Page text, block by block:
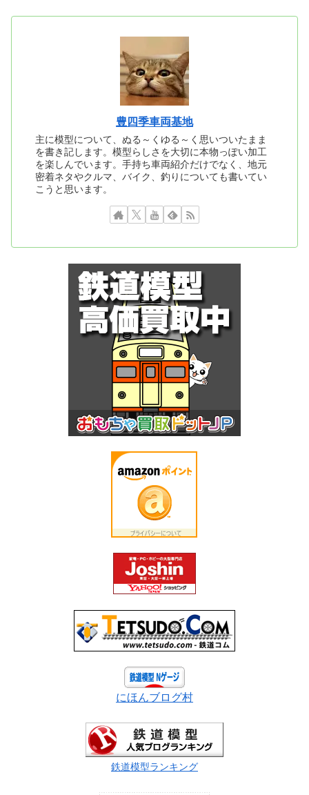
豊四季車両基地
主に模型について、ぬる～くゆる～く思いついたまま
を書き記します。模型らしさを大切に本物っぽい加工
を楽しんでいます。手持ち車両紹介だけでなく、地元
密着ネタやクルマ、バイク、釣りについても書いてい
こうと思います。
にほんブログ村
鉄道模型ランキング